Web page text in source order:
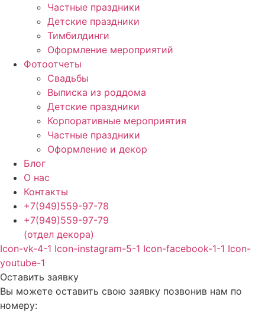
Частные праздники
Детские праздники
Тимбилдинги
Оформление мероприятий
Фотоотчеты
Cвадьбы
Выписка из роддома
Детские праздники
Корпоративные мероприятия
Частные праздники
Оформление и декор
Блог
О нас
Контакты
+7(949)559-97-78
+7(949)559-97-79
(отдел декора)
Icon-vk-4-1 Icon-instagram-5-1 Icon-facebook-1-1 Icon-
youtube-1
Оставить заявку
Вы можете оставить свою заявку позвонив нам по
номеру: